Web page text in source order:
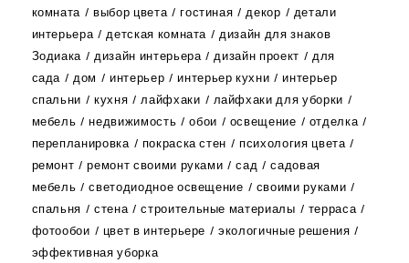
комната
выбор цвета гостиная декор
детали
интерьера
детская комната
дизайн для знаков
Зодиака
дизайн интерьера дизайн проект
для
сада
дом интерьер интерьер кухни
интерьер
спальни
кухня лайфхаки
лайфхаки для уборки
мебель
недвижимость обои освещение
отделка
перепланировка
покраска стен
психология цвета
ремонт
ремонт своими руками сад
садовая
мебель
светодиодное освещение
своими руками
спальня
стена строительные материалы
терраса
фотообои
цвет в интерьере
экологичные решения
эффективная уборка